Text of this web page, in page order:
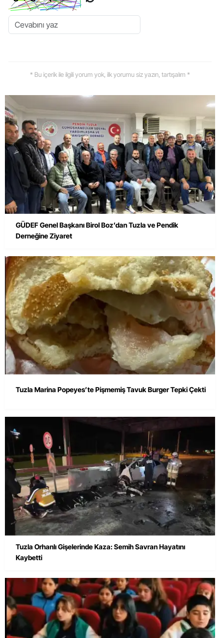
* Bu içerik ile ilgili yorum yok, ilk yorumu siz yazın, tartışalım *
GÜDEF Genel Başkanı Birol Boz’dan Tuzla ve Pendik
Derneğine Ziyaret
Tuzla Marina Popeyes’te Pişmemiş Tavuk Burger Tepki Çekti
Tuzla Orhanlı Gişelerinde Kaza: Semih Savran Hayatını
Kaybetti